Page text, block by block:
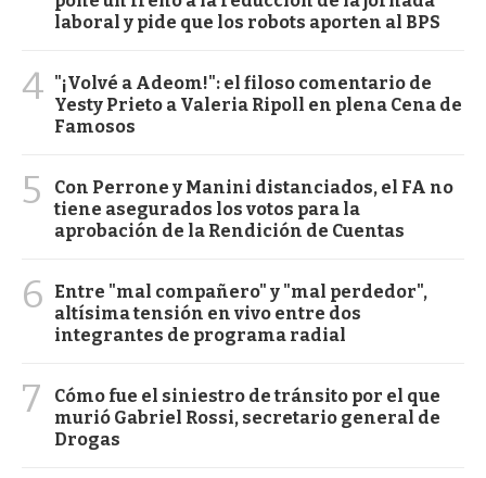
laboral y pide que los robots aporten al BPS
4 "¡Volvé a Adeom!": el filoso comentario de
Yesty Prieto a Valeria Ripoll en plena Cena de
Famosos
5
Con Perrone y Manini distanciados, el FA no
tiene asegurados los votos para la
aprobación de la Rendición de Cuentas
6
Entre "mal compañero" y "mal perdedor",
altísima tensión en vivo entre dos
integrantes de programa radial
7
Cómo fue el siniestro de tránsito por el que
murió Gabriel Rossi, secretario general de
Drogas